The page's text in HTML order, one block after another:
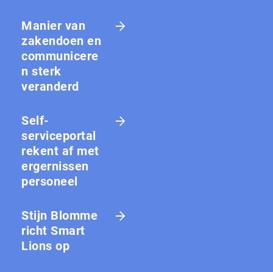
Manier van
zakendoen en
communicere
n sterk
veranderd
Self-
serviceportal
rekent af met
ergernissen
personeel
Stijn Blomme
richt Smart
Lions op